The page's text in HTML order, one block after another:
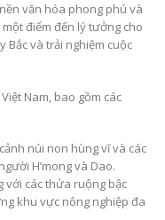
văn hóa phong phú và
điểm đến lý tưởng cho
Bắc và trải nghiệm cuộc
Nam, bao gồm các
núi non hùng vĩ và các
H’mong và Dao.
với các thửa ruộng bậc
khu vực nông nghiệp đa